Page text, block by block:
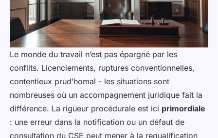
Le monde du travail n’est pas épargné par les
conflits. Licenciements, ruptures conventionnelles,
contentieux prud’homal - les situations sont
nombreuses où un accompagnement juridique fait la
différence. La rigueur procédurale est ici primordiale
: une erreur dans la notification ou un défaut de
consultation du CSE peut mener à la requalification